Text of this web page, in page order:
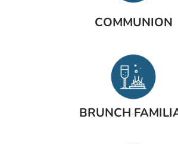
COMMUNION
BRUNCH